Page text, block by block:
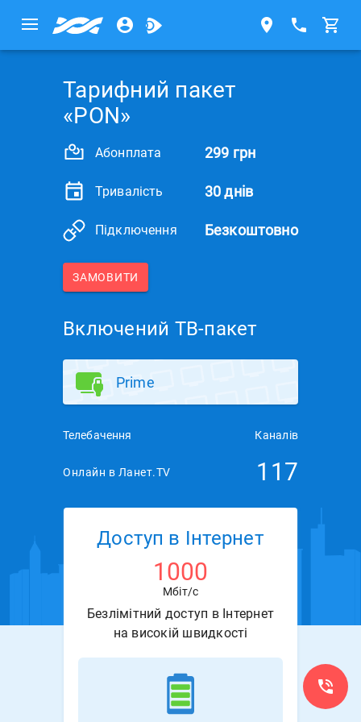
Тарифний пакет
«PON»
Абонплата 299 грн
Тривалість 30 днів
Підключення Безкоштовно
ЗАМОВИТИ
Включений ТВ-пакет
Prime
Телебачення Каналів
Онлайн в Ланет.TV 117
Доступ в Інтернет
1000
Мбіт/с
Безлімітний доступ в Інтернет
на високій швидкості